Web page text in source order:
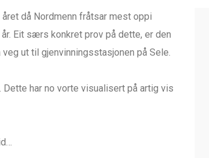
då Nordmenn fråtsar mest oppi
Eit særs konkret prov på dette, er den
ut til gjenvinningsstasjonen på Sele.
har no vorte visualisert på artig vis